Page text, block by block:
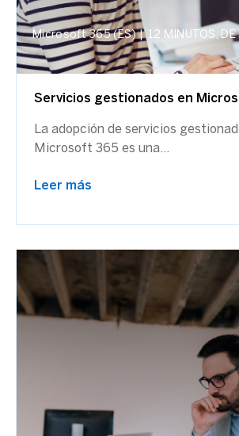
Microsoft 365 (ES) | 12 MINUTOS,
Servicios gestionados en
La adopción de servicios
Microsoft 365 es una...
Leer más